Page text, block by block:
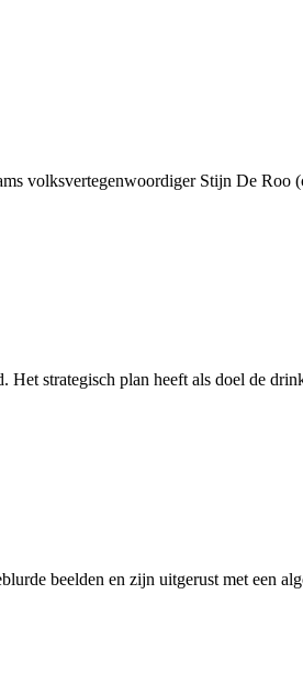
volksvertegenwoordiger Stijn De Roo
strategisch plan heeft als doel de
beelden en zijn uitgerust met een